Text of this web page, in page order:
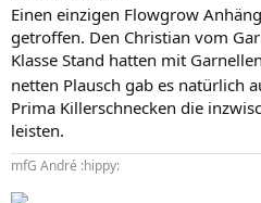
Einen einzigen Flowgrow
getroffen. Den Christian vom
Klasse Stand hatten mit
netten Plausch gab es natürlich
Prima Killerschnecken die
leisten.
mfG André :hippy: